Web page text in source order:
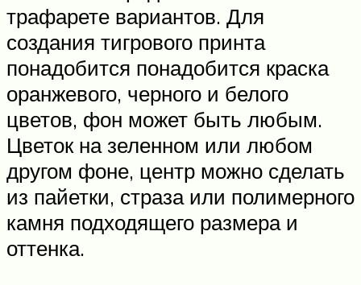
трафарете вариантов. Для
создания тигрового принта
понадобится понадобится краска
оранжевого, черного и белого
цветов, фон может быть любым.
Цветок на зеленном или любом
другом фоне, центр можно сделать
из пайетки, страза или полимерного
камня подходящего размера и
оттенка.